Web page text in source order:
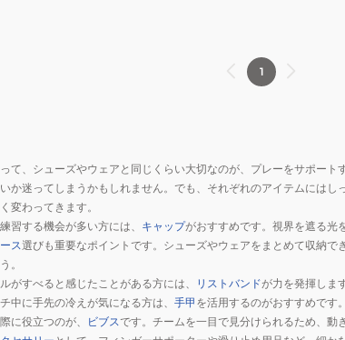
1
て、シューズやウェアと同じくらい大切なのが、プレーをサポート
か迷ってしまうかもしれません。でも、それぞれのアイテムには
変わってきます。
習する機会が多い方には、 キャップがおすすめです。視界を遮る光
ス選びも重要なポイントです。シューズやウェアをまとめて収納
。
がすべると感じたことがある方には、
リストバンドが力を発揮しま
中に手先の冷えが気になる方は、 手甲 を活用するのがおすすめです
に役立つのが、
ビブスです。チームを一目で見分けられるため、動